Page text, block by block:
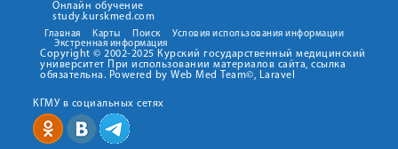
Онлайн обучение
study.kurskmed.com
Главная Карты Поиск
Условия использования информации
Экстренная информация
Copyright © 2002-2025 Курский государственный медицинский
университет При использовании материалов сайта, ссылка
обязательна. Powered by Web Med Team©, Laravel
КГМУ в социальных сетях